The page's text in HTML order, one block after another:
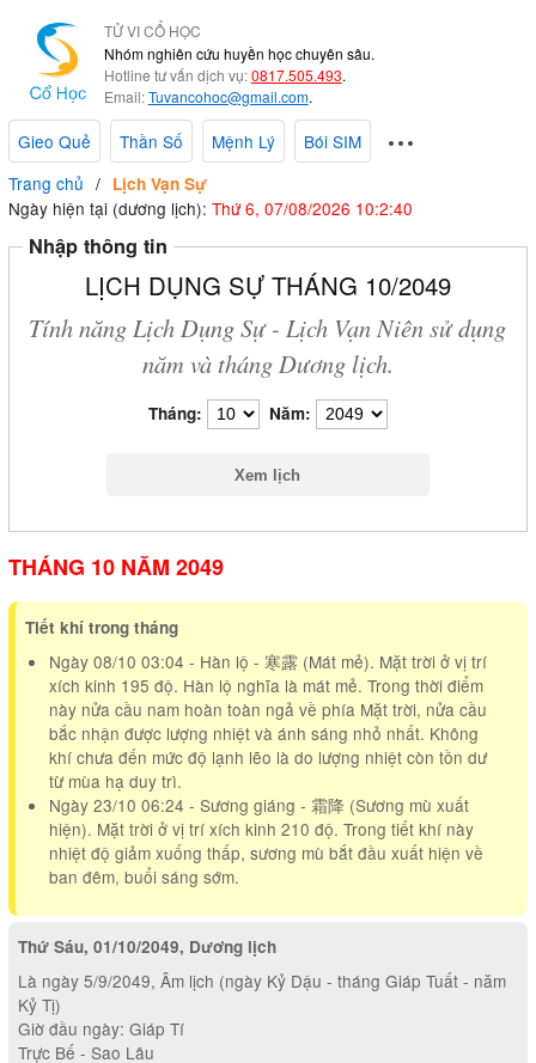
TỬ VI CỔ HỌC
Nhóm nghiên cứu huyền học chuyên sâu.
Hotline tư vấn dịch vụ:0817.505.493.
Email:Tuvancohoc@gmail.com.
Gieo Quẻ Thần Số Mệnh Lý
Bói SIM
Trang chủ
Lịch Vạn Sự
Ngày hiện tại (dương lịch): Thứ 6, 07/08/2026 10:2:41
Nhập thông tin
LỊCH DỤNG SỰ THÁNG 10/2049
Tính năng Lịch Dụng Sự - Lịch Vạn Niên sử dụng
năm và tháng Dương lịch.
Tháng: Năm:
THÁNG 10 NĂM 2049
Tiết khí trong tháng
Ngày 08/10 03:04 - Hàn lộ - 寒露 (Mát mẻ). Mặt trời ở vị trí
xích kinh 195 độ. Hàn lộ nghĩa là mát mẻ. Trong thời điểm
này nửa cầu nam hoàn toàn ngả về phía Mặt trời, nửa cầu
bắc nhận được lượng nhiệt và ánh sáng nhỏ nhất. Không
khí chưa đến mức độ lạnh lẽo là do lượng nhiệt còn tồn dư
từ mùa hạ duy trì.
Ngày 23/10 06:24 - Sương giáng - 霜降 (Sương mù xuất
hiện). Mặt trời ở vị trí xích kinh 210 độ. Trong tiết khí này
nhiệt độ giảm xuống thấp, sương mù bắt đầu xuất hiện về
ban đêm, buổi sáng sớm.
Thứ Sáu, 01/10/2049, Dương lịch
Là ngày 5/9/2049, Âm lịch (ngày Kỷ Dậu - tháng Giáp Tuất - năm
Kỷ Tị)
Giờ đầu ngày: Giáp Tí
Trực Bế - Sao Lâu